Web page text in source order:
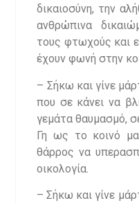
δικαιοσύνη, την
ανθρώπινα
τους φτωχούς και
έχουν φωνή στην
– Σήκω και γίνε
που σε κάνει να
γεμάτα θαυμασμό,
Γη ως το κοινό
θάρρος να
οικολογία.
– Σήκω και γίνε